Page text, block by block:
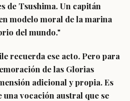
de Tsushima. Un capitán
modelo moral de la marina
del mundo."
recuerda ese acto. Pero para
de las Glorias
adicional y propia. Es
vocación austral que se